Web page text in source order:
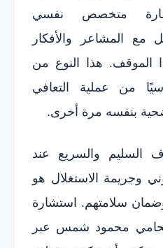
متخصص نفسي
مع المشاعر والأفكار
الموقف. هذا النوع من
من عملية التعافي
بنفسه مرة أخرى.
السليم والسريع عند
وجريمة الاستغلال هو
سلامتهم. استشارة
محمود شمس عبر